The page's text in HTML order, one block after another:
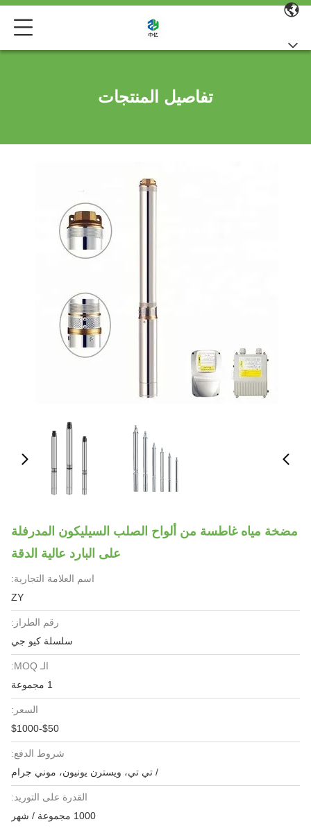
تفاصيل المنتجات
مضخة مياه غاطسة من ألواح الصلب السيليكون المدرفلة
على البارد عالية الدقة
اسم العلامة التجارية:
ZY
رقم الطراز:
سلسلة كيو جي
الـ MOQ:
1 مجموعة
السعر:
$50-$1000
شروط الدفع:
/ تي تي، ويسترن يونيون، موني جرام
القدرة على التوريد:
1000 مجموعة / شهر